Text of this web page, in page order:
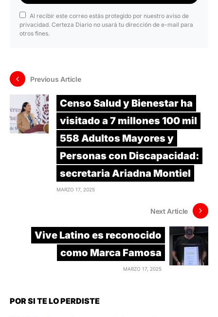
Al recibir este correo estás protegido por nuestro aviso de
privacidad. Certeza Diario no usará tu dirección de e-mail para
otros fines.
Previous Article
Censo Salud y Bienestar ha
visitado a 7 millones 100 mil
558 Adultos Mayores y
Personas con Discapacidad:
secretaria Ariadna Montiel
MARZO 17, 2025
Next Article
Vive Latino es reconocido
como Marca Famosa
MARZO 17, 2025
POR SI TE LO PERDISTE